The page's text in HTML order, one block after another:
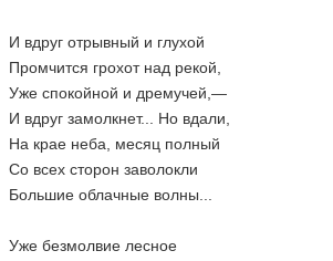
И вдруг отрывный и глухой
Промчится грохот над рекой,
Уже спокойной и дремучей,—
И вдруг замолкнет... Но вдали,
На крае неба, месяц полный
Со всех сторон заволокли
Большие облачные волны...
Уже безмолвие лесное